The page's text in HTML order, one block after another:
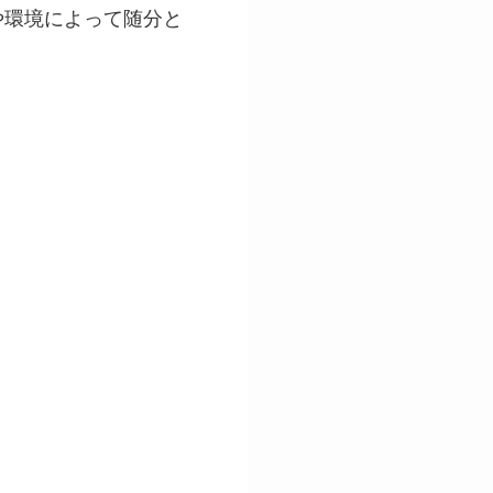
境によって随分と